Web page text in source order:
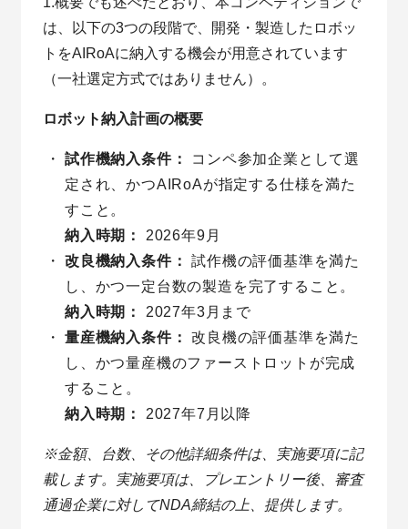
は、以下の3つの段階で、開発・製造したロボッ
トをAIRoAに納入する機会が用意されています
（一社選定方式ではありません）。
ロボット納入計画の概要
試作機納入条件：
コンペ参加企業として選
定され、かつAIRoAが指定する仕様を満た
すこと。
納入時期：
2026年9月
改良機納入条件：
試作機の評価基準を満た
し、かつ一定台数の製造を完了すること。
納入時期：
2027年3月まで
量産機納入条件：
改良機の評価基準を満た
し、かつ量産機のファーストロットが完成
すること。
納入時期：
2027年7月以降
※金額、台数、その他詳細条件は、実施要項に記
載します。実施要項は、プレエントリー後、審査
通過企業に対してNDA締結の上、提供します。